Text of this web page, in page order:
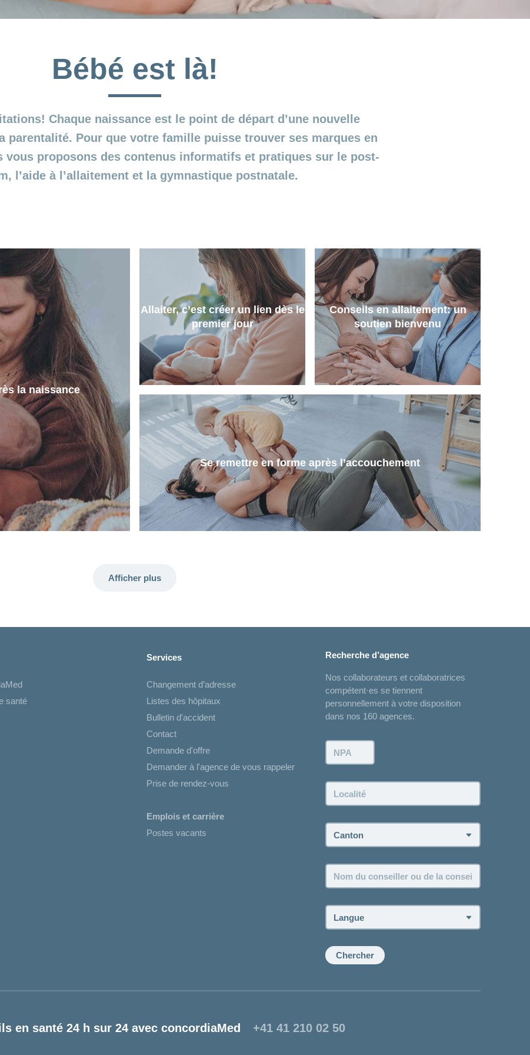
Bébé est là!
Chaque naissance est le point de départ d’une nouvelle
parentalité. Pour que votre famille puisse trouver ses marques en
vous proposons des contenus informatifs et pratiques sur le post-
l’aide à l’allaitement et la gymnastique postnatale.
la naissance
Allaiter, c’est créer un lien dès le
premier jour
Conseils en allaitement: un
soutien bienvenu
Se remettre en forme après l’accouchement
Afficher plus
santé
Services
Changement d’adresse
Listes des hôpitaux
Bulletin d'accident
Contact
Demande d'offre
Demander à l'agence de vous rappeler
Prise de rendez-vous
Emplois et carrière
Postes vacants
Recherche d’agence
Nos collaborateurs et collaboratrices
compétent·es se tiennent
personnellement à votre disposition
dans nos 160 agences.
NPA:
Localité:
Canton:
Nom
du
ou
de
la
Langue:
Chercher
en santé 24 h sur 24 avec concordiaMed +41 41 210 02 50